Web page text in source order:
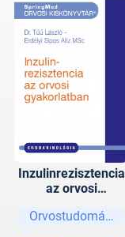
Inzulinrezisztencia
az orvosi
Orvostudományok